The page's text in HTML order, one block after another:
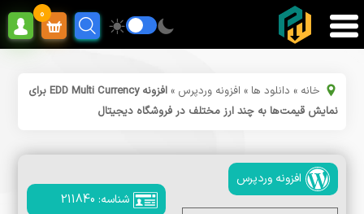
0
خانه » دانلود ها » افزونه وردپرس »
افزونه EDD Multi Currency برای
نمایش قیمت‌ها به چند ارز مختلف در فروشگاه دیجیتال
افزونه وردپرس
شناسه: 211840